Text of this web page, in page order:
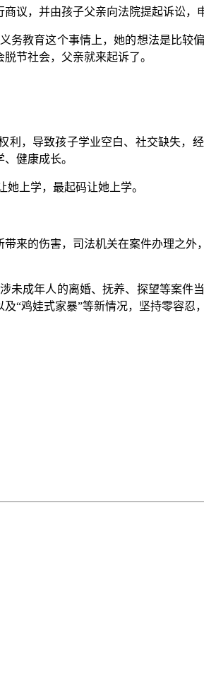
，并由孩子父亲向法院提起诉讼，
教育这个事情上，她的想法是比较
节社会，父亲就来起诉了。
导致孩子学业空白、社交缺失，
健康成长。
上学，最起码让她上学。
的伤害，司法机关在案件办理之外
成年人的离婚、抚养、探望等案件
“鸡娃式家暴”等新情况，坚持零容忍